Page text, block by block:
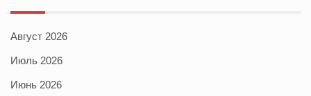
Август 2026
Июль 2026
Июнь 2026